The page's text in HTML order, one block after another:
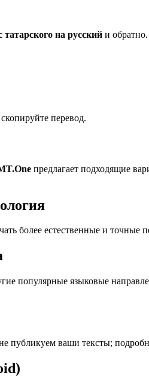
татарского на русский и
перевод.
предлагает подходящие
более естественные и точные
популярные языковые
публикуем ваши тексты;